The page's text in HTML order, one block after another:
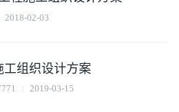
2018-02-03
组织设计方案
2019-03-15